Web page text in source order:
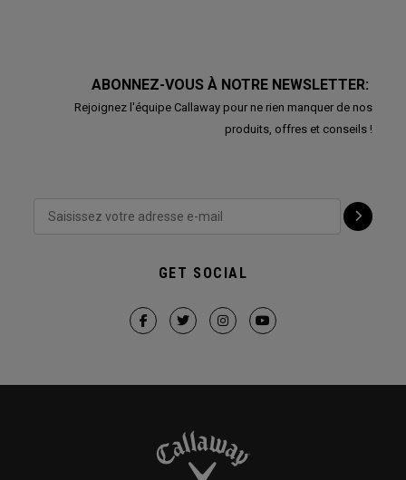
ABONNEZ-VOUS À NOTRE NEWSLETTER:
Rejoignez l'équipe Callaway pour ne rien manquer de nos
produits, offres et conseils !
GET SOCIAL